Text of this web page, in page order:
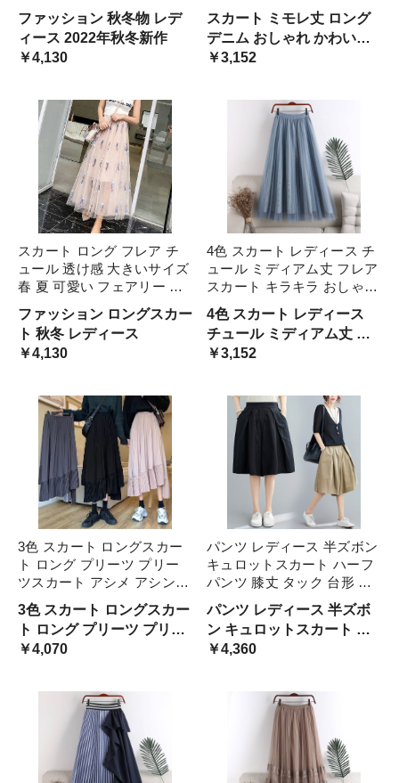
秋冬 ハイウエスト Aライン
ロング ミモレ丈 格子縞 チ
ェック柄 ブラウン フレア
カジュアル レトロ 可 きれ
ファッション 秋冬物 レデ
ィース 2022年秋冬新作
￥4,130
膝丈 ミモレ丈 スリット ハ
イウエスト セクシー おしゃ
れ 春 夏 秋 10代 30代 40代
大きいサイズ 20代
スカート ミモレ丈 ロング
デニム おしゃれ かわいい
かっこいい
￥3,152
スカート ロング フレア チ
ュール 透け感 大きいサイズ
春 夏 可愛い フェアリー 大
人 刺繍 柄 ハイウエスト 軽
やか 羽
ファッション ロングスカー
ト 秋冬 レディース
￥4,130
4色 スカート レディース チ
ュール ミディアム丈 フレア
スカート キラキラ おしゃれ
大人可愛い 透け感 シースル
ー レース シフォン 個性的
レトロ ガーリー ゆったり
パール 華やか エレガント
4色 スカート レディース
チュール ミディアム丈 フ
レアスカート キラキラ お
シースルー レース シフォ
ン 個性的 レトロ ガーリー
￥3,152
3色 スカート ロングスカー
ト ロング プリーツ プリー
ツスカート アシメ アシンメ
トリー フレア ワンサイズ
レディース グレー ブラック
アプリコット 灰色 黒 オシ
ャレ 上品 エレガント 可愛
3色 スカート ロングスカー
ト ロング プリーツ プリー
ツスカート アシメ アシン
￥4,070
パンツ レディース 半ズボン
キュロットスカート ハーフ
パンツ 膝丈 タック 台形 フ
レア ミディ丈 おしゃれ 大
人可愛い レトロ ガーリー
きれいめ ゆったり プラスサ
イズ 無地 シン 大きいサイ
パンツ レディース 半ズボ
ン キュロットスカート ハ
ーフパンツ 膝丈 タック 台
れ 大人可愛い レトロ ガー
リー きれいめ ゆったり 大
￥4,360